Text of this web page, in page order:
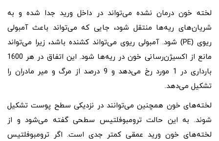
لخته خون درمان نشده می‌تواند در داخل ورید جدا شده و به
شریان‌های ریه‌ها منتقل شود، جایی که می‌تواند باعث آمبولی
ریوی (PE) شود. آمبولی ریوی می‌تواند کشنده باشد، زیرا می‌تواند
مانع از اکسیژن‌رسانی خون در ریه‌ها شود. این اتفاق در هر 1600
بارداری در 1 مورد رخ می‌دهد و 9 درصد از مرگ و میر مادران را
تشکیل می‌دهد.
لخته‌های خون همچنین می‌توانند در نزدیکی سطح پوست تشکیل
شوند. به این حالت ترومبوفلتیس سطحی گفته می‌شود و از
لخته‌های خون ورید عمقی کمتر جدی است. اگر ترومبوفلتیس